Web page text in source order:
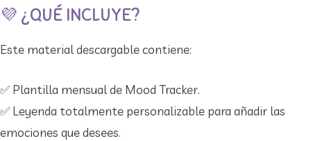
💜 ¿QUÉ INCLUYE?
Este material descargable contiene:
✅ Plantilla mensual de Mood Tracker.
✅ Leyenda totalmente personalizable para añadir las
emociones que desees.